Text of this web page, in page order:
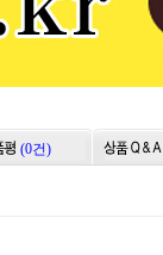
(0건)